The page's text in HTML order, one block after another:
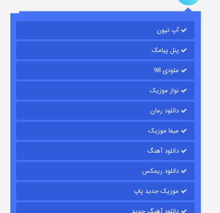
باب اسفنجی فصل ۱۷
قسمت۶ (زیرنویس) منتشر شد
قسمت۱۵ (دوبله) منتشر شد
آپ تیون
پنل پیامک
ملودی 98
نواز موزیک
دانلود رمان
میفا موزیک
دانلود آهنگ
دانلود ریمکس
موزیک جدید پاپ